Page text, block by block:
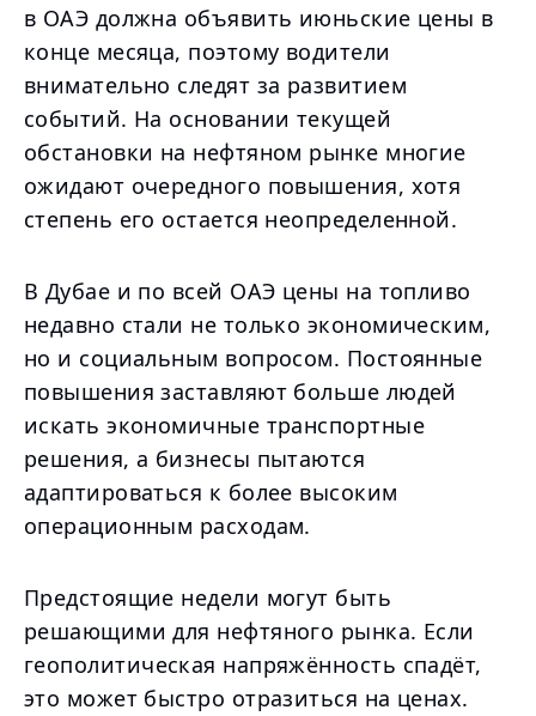
в ОАЭ должна объявить июньские цены в
конце месяца, поэтому водители
внимательно следят за развитием
событий. На основании текущей
обстановки на нефтяном рынке многие
ожидают очередного повышения, хотя
степень его остается неопределенной.
В Дубае и по всей ОАЭ цены на топливо
недавно стали не только экономическим,
но и социальным вопросом. Постоянные
повышения заставляют больше людей
искать экономичные транспортные
решения, а бизнесы пытаются
адаптироваться к более высоким
операционным расходам.
Предстоящие недели могут быть
решающими для нефтяного рынка. Если
геополитическая напряжённость спадёт,
это может быстро отразиться на ценах.